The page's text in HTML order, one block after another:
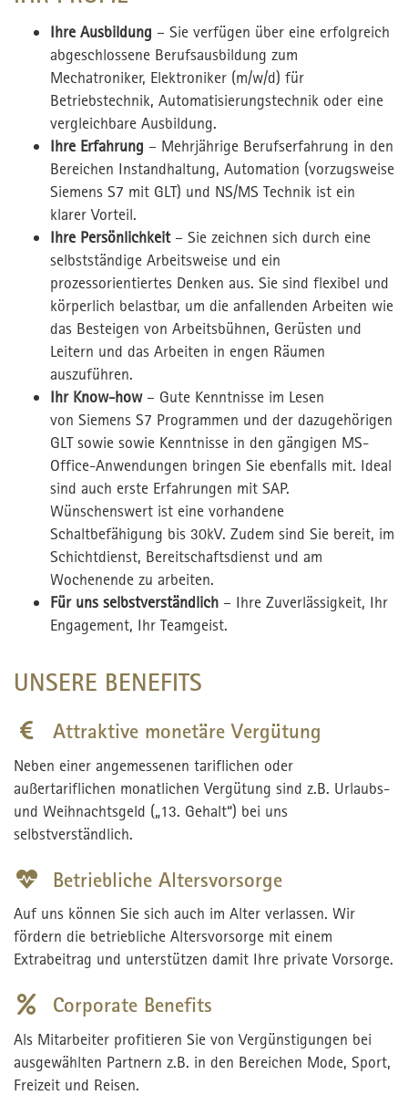
Ihre Ausbildung – Sie verfügen über eine erfolgreich
abgeschlossene Berufsausbildung zum
Mechatroniker, Elektroniker (m/w/d) für
Betriebstechnik, Automatisierungstechnik oder eine
vergleichbare Ausbildung.
Ihre Erfahrung – Mehrjährige Berufserfahrung in den
Bereichen Instandhaltung, Automation (vorzugsweise
Siemens S7 mit GLT) und NS/MS Technik ist ein
klarer Vorteil.
Ihre Persönlichkeit– Sie zeichnen sich durch eine
selbstständige Arbeitsweise und ein
prozessorientiertes Denken aus. Sie sind flexibel und
körperlich belastbar, um die anfallenden Arbeiten wie
das Besteigen von Arbeitsbühnen, Gerüsten und
Leitern und das Arbeiten in engen Räumen
auszuführen.
Ihr Know-how– Gute Kenntnisse im Lesen
von Siemens S7 Programmen und der dazugehörigen
GLT sowie sowie Kenntnisse in den gängigen MS-
Office-Anwendungen bringen Sie ebenfalls mit. Ideal
sind auch erste Erfahrungen mit SAP.
Wünschenswert ist eine vorhandene
Schaltbefähigung bis 30kV. Zudem sind Sie bereit, im
Schichtdienst, Bereitschaftsdienst und am
Wochenende zu arbeiten.
Für uns selbstverständlich – Ihre Zuverlässigkeit, Ihr
Engagement, Ihr Teamgeist.
UNSERE BENEFITS
Attraktive monetäre Vergütung
Neben einer angemessenen tariflichen oder
außertariflichen monatlichen Vergütung sind z.B. Urlaubs-
und Weihnachtsgeld („13. Gehalt“) bei uns
selbstverständlich.
Betriebliche Altersvorsorge
Auf uns können Sie sich auch im Alter verlassen. Wir
fördern die betriebliche Altersvorsorge mit einem
Extrabeitrag und unterstützen damit Ihre private Vorsorge.
Corporate Benefits
Als Mitarbeiter profitieren Sie von Vergünstigungen bei
ausgewählten Partnern z.B. in den Bereichen Mode, Sport,
Freizeit und Reisen.